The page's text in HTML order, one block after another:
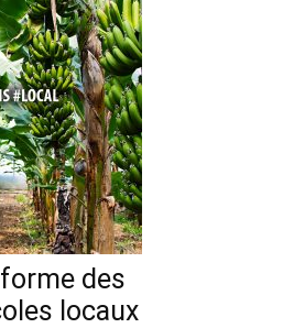
des
locaux